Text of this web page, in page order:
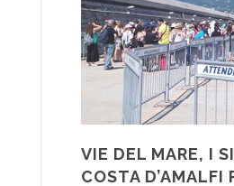
VIE DEL MARE, I
COSTA D’AMALFI